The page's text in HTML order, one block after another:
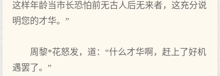
这样年龄当市长恐怕前无古人后无来者，这充分说
明您的才华。”
周黎*花怒发，道：“什么才华啊，赶上了好机
遇罢了。”